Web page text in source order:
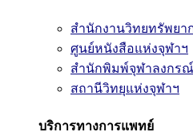
สำนักงานวิทยทรัพยา
ศูนย์หนังสือแห่งจุฬาฯ
สำนักพิมพ์จุฬาลงกร
สถานีวิทยุแห่งจุฬาฯ
บริการทางการแพทย์